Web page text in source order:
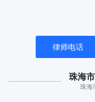
律师电话
珠海
珠海